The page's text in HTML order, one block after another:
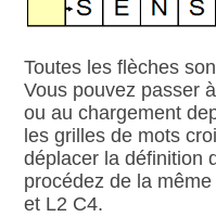
Toutes les flèches
Vous pouvez passer
ou au chargement
les grilles de mots
déplacer la définition
procédez de la
et L2 C4.